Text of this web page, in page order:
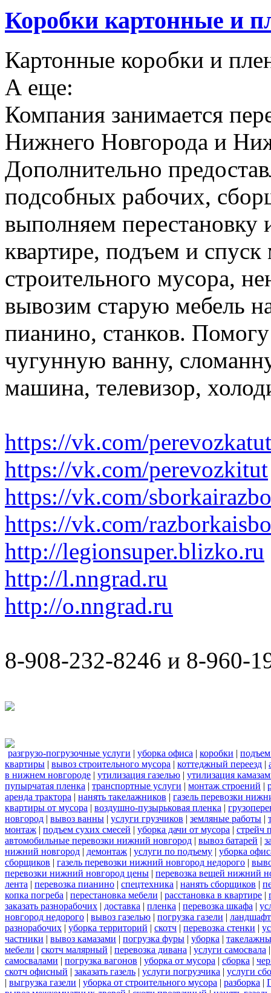
Коробки картонные и
Картонные коробки и
А еще:
Компания занимается
Нижнего Новгорода и
Дополнительно
подсобных рабочих,
выполняем перестановку
квартире, подъем и спуск
строительного мусора,
вывозим старую мебель
пианино, станков.
чугунную ванну,
машина, телевизор,
https://vk.com/perevozkatut
https://vk.com/perevozkitut
https://vk.com/
https://vk.com/
http://legionsuper.blizko.ru
http://l.nngrad.ru
http://o.nngrad.ru
8-908-232-8246 и 8-960-
разгрузо-погрузочные услуги | уборка офиса | коробки |
квартиры | вывоз строительного мусора | коттеджный переезд |
в нижнем новгороде | утилизация газелью | утилизация
пупырчатая пленка | транспортные услуги | монтаж строений |
аренда трактора | нанять такелажников | газель перевозки
квартиры от мусора | воздушно-пузырьковая пленка |
новгород | вывоз ванны | услуги грузчиков | земляные работы |
монтаж | подъем сухих смесей | уборка дачи от мусора | стрейч
автомобильные перевозки нижний новгород | вывоз батарей |
нижний новгород | демонтаж | услуги по подъему | уборка
сборщиков | газель перевозки нижний новгород недорого |
перевозки нижний новгород цены | перевозка вещей нижний
лента | перевозка пианино | спецтехника | нанять сборщиков |
копка погреба | перестановка мебели | расстановка в квартире |
заказать разнорабочих | доставка | пленка | перевозка шкафа |
новгород недорого | вывоз газелью | погрузка газели |
разнорабочих | уборка территорий | скотч | перевозка стенки |
частники | вывоз камазами | погрузка фуры | уборка |
мебели | скотч малярный | перевозка дивана | услуги самосвала
самосвалами | погрузка вагонов | уборка от мусора | сборка |
скотч офисный | заказать газель | услуги погрузчика | услуги
| выгрузка газели | уборка от строительного мусора | разборка |